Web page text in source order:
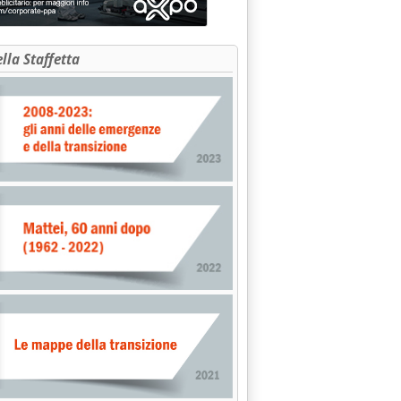
al terzo ribasso consecutivo dopo le dichiarazioni di
Staffetta